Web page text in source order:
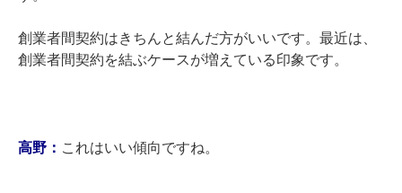
創業者間契約はきちんと結んだ方がいいです。最近は、
創業者間契約を結ぶケースが増えている印象です。
高野： これはいい傾向ですね。